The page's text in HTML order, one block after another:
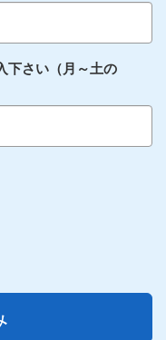
下さい（月～土の